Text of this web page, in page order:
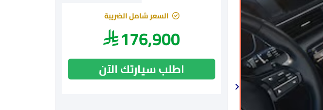
السعر شامل الضريبة
176,900
اطلب سيارتك الآن